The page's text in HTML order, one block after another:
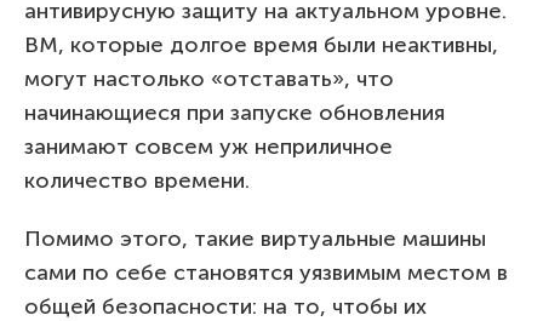
антивирусную защиту на актуальном уровне.
ВМ, которые долгое время были неактивны,
могут настолько «отставать», что
начинающиеся при запуске обновления
занимают совсем уж неприличное
количество времени.
Помимо этого, такие виртуальные машины
сами по себе становятся уязвимым местом в
общей безопасности: на то, чтобы их